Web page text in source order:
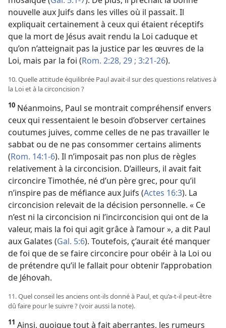
nouvelle aux Juifs dans les villes où il passait. Il
expliquait certainement à ceux qui étaient réceptifs
que la mort de Jésus avait rendu la Loi caduque et
qu’on n’atteignait pas la justice par les œuvres de la
Loi, mais par la foi (Rom. 2:28, 29 ; 3:21-26).
10. Quelle attitude équilibrée Paul avait-il sur des questions relatives à
la Loi et à la circoncision ?
10 Néanmoins, Paul se montrait compréhensif envers
ceux qui ressentaient le besoin d’observer certaines
coutumes juives, comme celles de ne pas travailler le
sabbat ou de ne pas consommer certains aliments
(Rom. 14:1-6). Il n’imposait pas non plus de règles
relativement à la circoncision. D’ailleurs, il avait fait
circoncire Timothée, né d’un père grec, pour qu’il
n’inspire pas de méfiance aux Juifs (Actes 16:3). La
circoncision relevait de la décision personnelle. « Ce
n’est ni la circoncision ni l’incirconcision qui ont de la
valeur, mais la foi qui agit grâce à l’amour », a dit Paul
aux Galates (Gal. 5:6). Toutefois, ç’aurait été manquer
de foi que de se faire circoncire pour obéir à la Loi ou
de prétendre qu’il le fallait pour obtenir l’approbation
de Jéhovah.
11. Quel conseil les anciens ont-ils donné à Paul, et qu’a-t-il peut-être
dû faire pour le suivre ? (voir aussi la note).
11 Ainsi, quoique tout à fait aberrantes, les rumeurs